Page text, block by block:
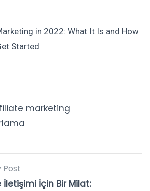
in 2022: What It Is and How
Started
marketing
Post
İletişimi İçin Bir Milat: